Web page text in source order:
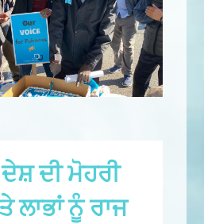
ਦੀ ਮੋਹਰੀ
ਲਾਭਾਂ ਨੂੰ ਰਾਜ